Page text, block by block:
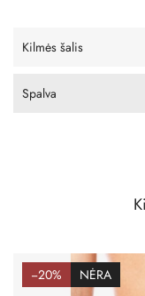
Kilmės šalis
Spalva
−20% NĖRA